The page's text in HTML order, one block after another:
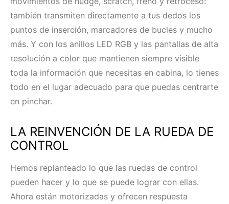
también transmiten directamente a tus dedos los
puntos de inserción, marcadores de bucles y mucho
más. Y con los anillos LED RGB y las pantallas de alta
resolución a color que mantienen siempre visible
toda la información que necesitas en cabina, lo tienes
todo en el lugar adecuado para que puedas centrarte
en pinchar.
LA REINVENCIÓN DE LA RUEDA DE
CONTROL
Hemos replanteado lo que las ruedas de control
pueden hacer y lo que se puede lograr con ellas.
Ahora están motorizadas y ofrecen respuesta